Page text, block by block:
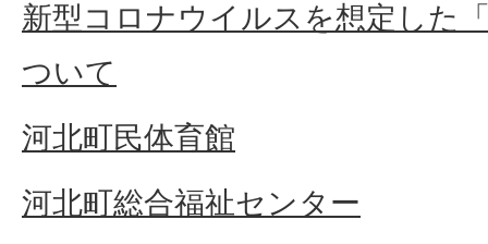
新型コロナウイルスを想定した
ついて
河北町民体育館
河北町総合福祉センター